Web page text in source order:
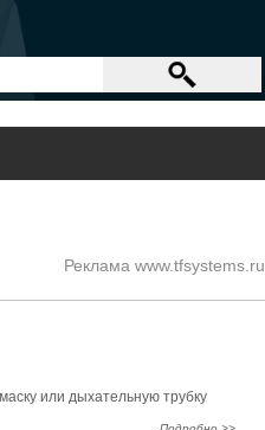
Реклама www.tfsystems.ru
или дыхательную трубку